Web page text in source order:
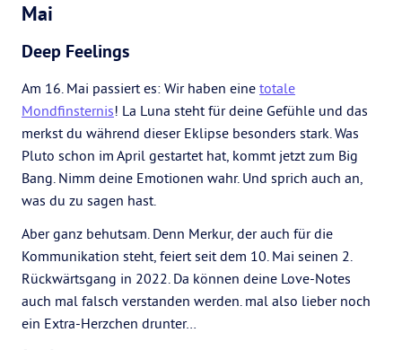
Mai
Deep Feelings
Am 16. Mai passiert es: Wir haben eine totale
Mondfinsternis! La Luna steht für deine Gefühle und das
merkst du während dieser Eklipse besonders stark. Was
Pluto schon im April gestartet hat, kommt jetzt zum Big
Bang. Nimm deine Emotionen wahr. Und sprich auch an,
was du zu sagen hast.
Aber ganz behutsam. Denn Merkur, der auch für die
Kommunikation steht, feiert seit dem 10. Mai seinen 2.
Rückwärtsgang in 2022. Da können deine Love-Notes
auch mal falsch verstanden werden. mal also lieber noch
ein Extra-Herzchen drunter…